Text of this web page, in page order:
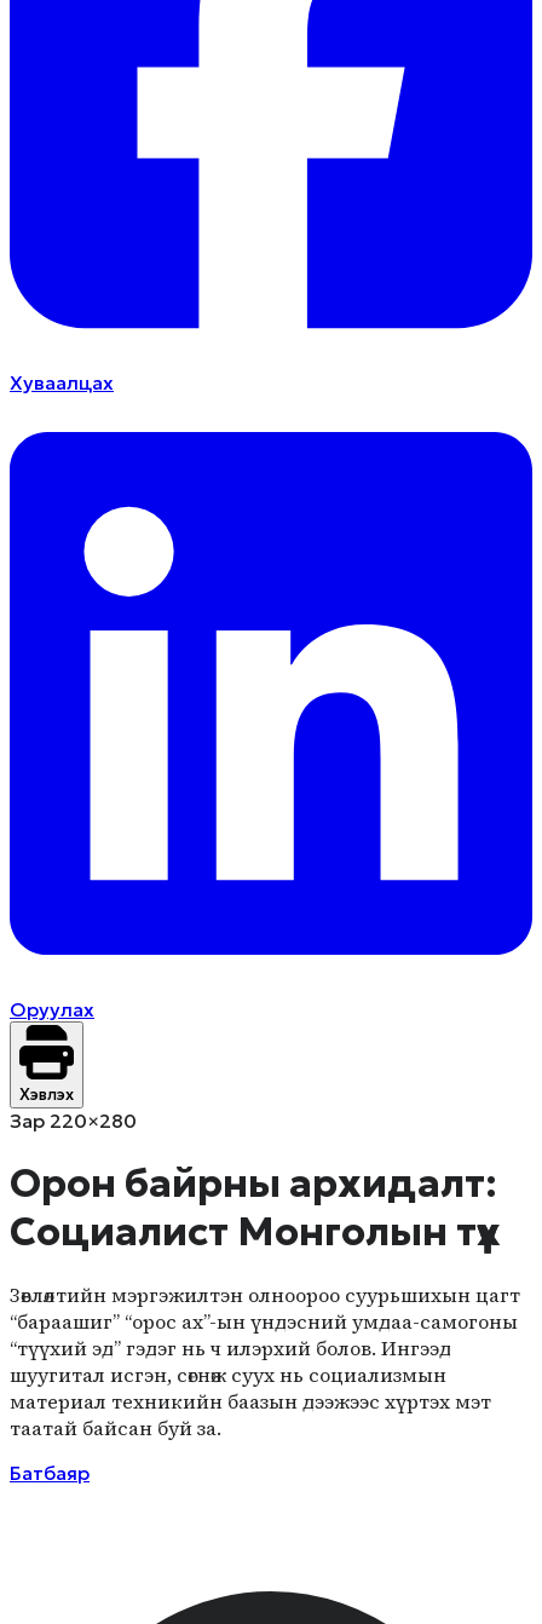
Хуваалцах
Оруулах
Хэвлэх
Зар 220×280
Орон байрны архидалт:
Социалист Монголын түүх
Зөвлөлтийн мэргэжилтэн олноороо суурьшихын цагт
“бараашиг” “орос ах”-ын үндэсний умдаа-самогоны
“түүхий эд” гэдэг нь ч илэрхий болов. Ингээд
шуугитал исгэн, сөгнөж суух нь социализмын
материал техникийн баазын дээжээс хүртэх мэт
таатай байсан буй за.
Батбаяр